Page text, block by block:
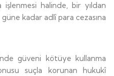
işlenmesi halinde, bir yıldan
kadar adlî para cezasına
güveni kötüye kullanma
suçla korunan hukukî